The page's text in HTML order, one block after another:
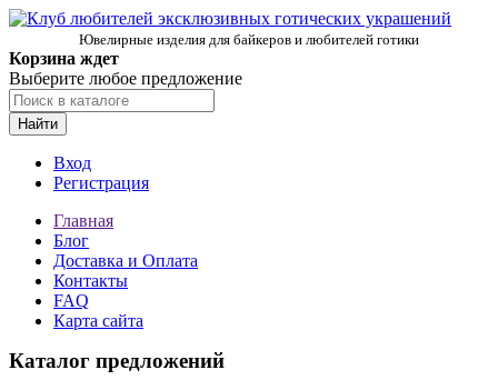
Ювелирные изделия для байкеров и любителей готики
Корзина ждет
Выберите любое предложение
Найти
Вход
Регистрация
Главная
Блог
Доставка и Оплата
Контакты
FAQ
Карта сайта
Каталог предложений